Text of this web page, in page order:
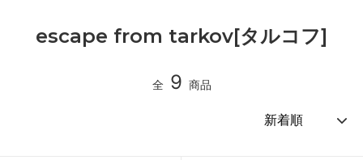
escape from tarkov[タルコフ]
全 9 商品